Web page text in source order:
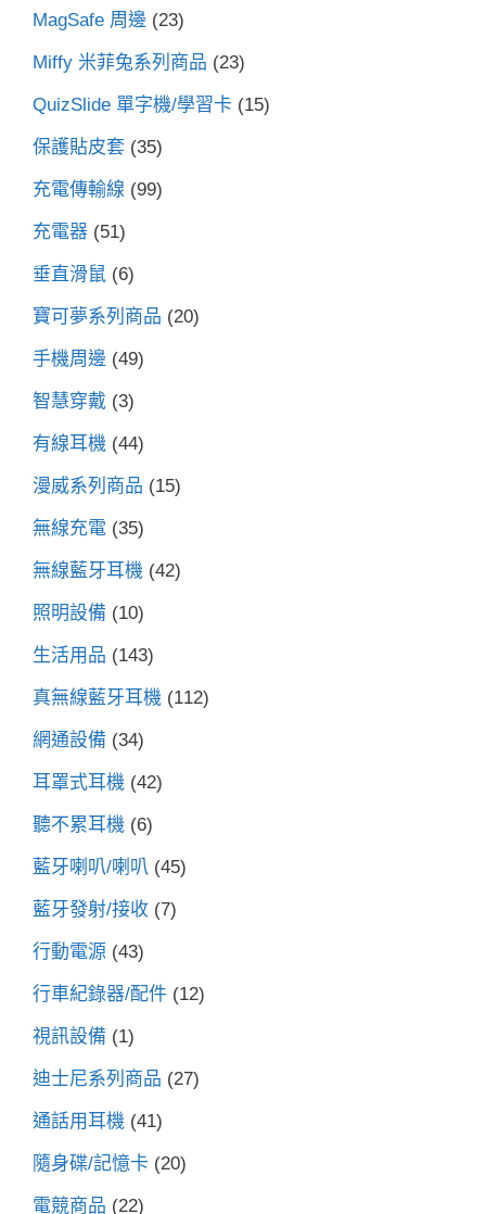
MagSafe 周邊 (23)
Miffy 米菲兔系列商品 (23)
QuizSlide 單字機/學習卡 (15)
保護貼皮套 (35)
充電傳輸線 (99)
充電器 (51)
垂直滑鼠 (6)
寶可夢系列商品 (20)
手機周邊 (49)
智慧穿戴 (3)
有線耳機 (44)
漫威系列商品 (15)
無線充電 (35)
無線藍牙耳機 (42)
照明設備 (10)
生活用品 (143)
真無線藍牙耳機 (112)
網通設備 (34)
耳罩式耳機 (42)
聽不累耳機 (6)
藍牙喇叭/喇叭 (45)
藍牙發射/接收 (7)
行動電源 (43)
行車紀錄器/配件 (12)
視訊設備 (1)
迪士尼系列商品 (27)
通話用耳機 (41)
隨身碟/記憶卡 (20)
電競商品 (22)